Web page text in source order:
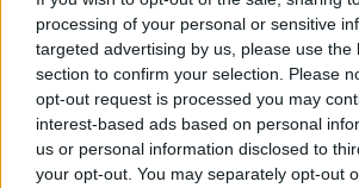
processing of your personal or sensitive
targeted advertising by us, please use the
section to confirm your selection. Please
opt-out request is processed you may
interest-based ads based on personal
us or personal information disclosed to
your opt-out. You may separately opt-out
Gatti), Kelly; Alberto Costa,
Thuram (46′ Douglas Luiz),
Weah); Conceicao, Yildiz (62′
Kolo Muani (71′ Vlahovic). A
Pinsoglio, Daffara, Garofani,